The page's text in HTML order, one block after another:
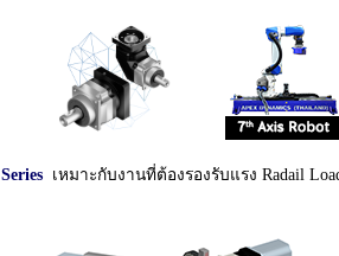
เหมาะกับงานที่ต้องรองรับแรง Radail